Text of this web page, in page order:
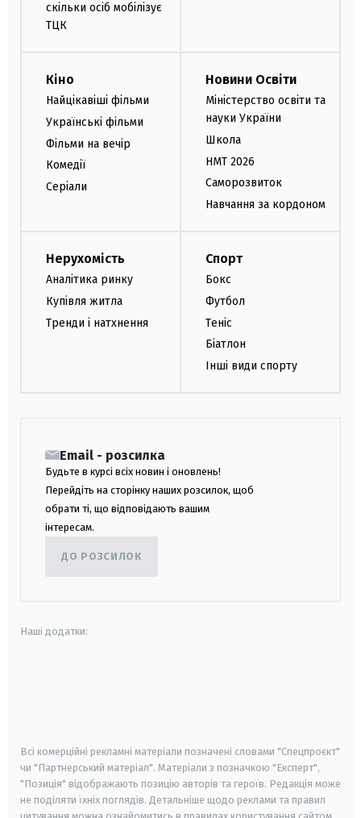
скільки осіб мобілізує
ТЦК
Кіно
Найцікавіші фільми
Українські фільми
Фільми на вечір
Комедії
Серіали
Новини Освіти
Міністерство освіти та
науки України
Школа
НМТ 2026
Саморозвиток
Навчання за кордоном
Нерухомість
Аналітика ринку
Купівля житла
Тренди і натхнення
Спорт
Бокс
Футбол
Теніс
Біатлон
Інші види спорту
Email - розсилка
Будьте в курсі всіх новин і оновлень!
Перейдіть на сторінку наших розсилок, щоб
обрати ті, що відповідають вашим
інтересам.
ДО РОЗСИЛОК
Наші додатки:
Всі комерційні рекламні матеріали позначені словами "Спецпроєкт"
чи "Партнерський матеріал". Матеріали з позначкою "Експерт",
"Позиція" відображають позицію авторів та героїв. Редакція може
не поділяти їхніх поглядів. Детальніше щодо реклами та правил